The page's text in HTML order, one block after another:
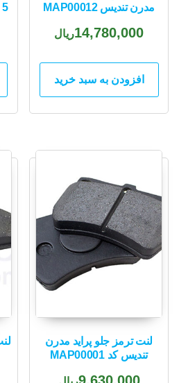
مدرن تندیس MAP00012
14,780,000ریال
افزودن به سبد خرید
5 مدرن تندیس MAP00083
لنت ترمز جلو پراید مدرن
تندیس کد MAP00001